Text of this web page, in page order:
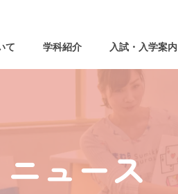
て 学科紹介 入試・入学案内
ニュース